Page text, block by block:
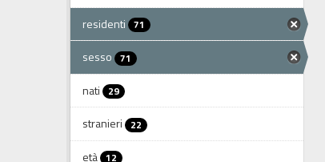
residenti 71
sesso 71
nati 29
stranieri 22
età 12